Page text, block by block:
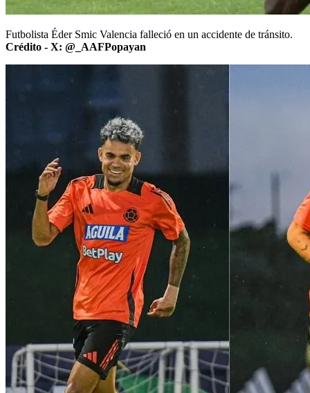
Futbolista Éder Smic Valencia falleció en un accidente de tránsito.
Crédito - X: @_AAFPopayan